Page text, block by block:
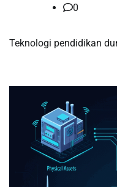
0
Teknologi pendidikan